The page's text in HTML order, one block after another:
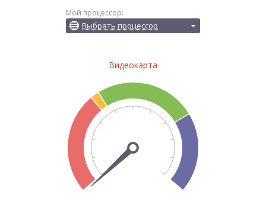
Мой процессор:
Выбрать процессор
Видеокарта